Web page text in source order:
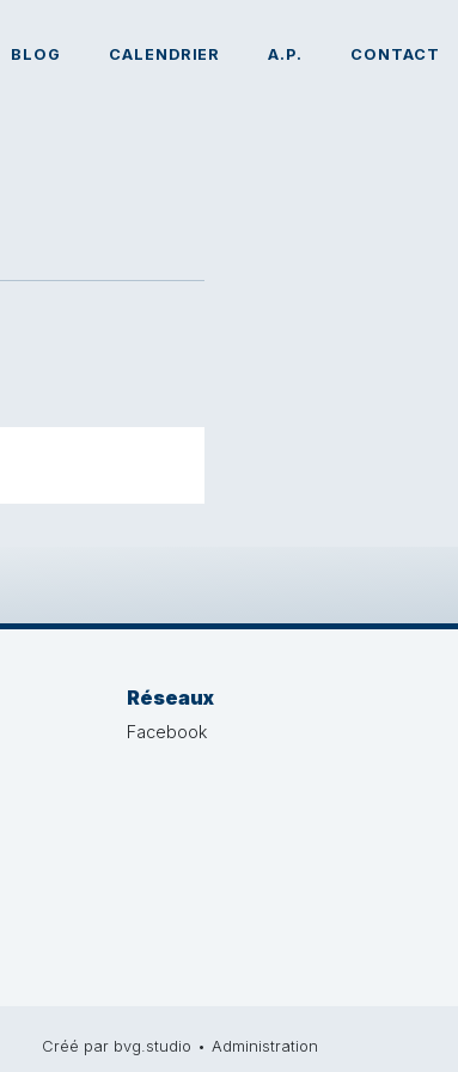
BLOG CALENDRIER A.P. CONTACT
Réseaux
Facebook
Créé par bvg.studio • Administration